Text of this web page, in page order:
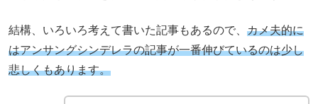
結構、いろいろ考えて書いた記事もあるので、 カメ夫的に
はアンサングシンデレラの記事が一番伸びているのは少し
悲しくもあります。